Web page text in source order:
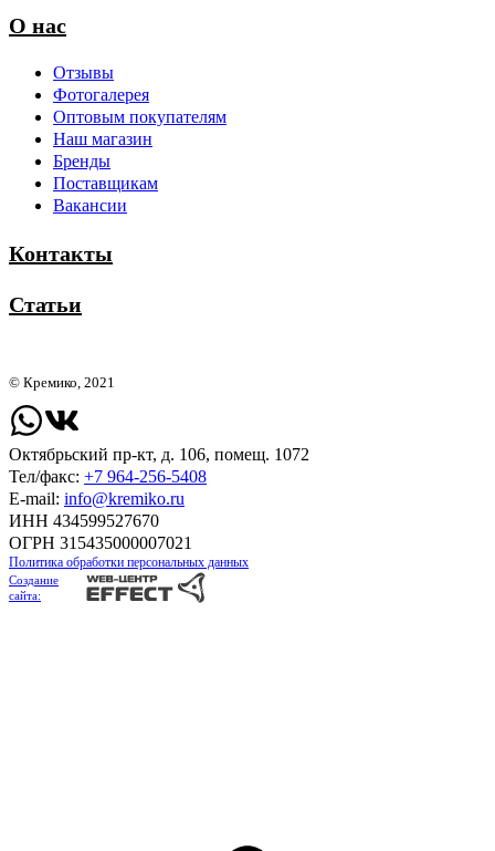
О нас
Отзывы
Фотогалерея
Оптовым покупателям
Наш магазин
Бренды
Поставщикам
Вакансии
Контакты
Статьи
© Кремико, 2021
Октябрьский пр-кт, д. 106, помещ. 1072
Тел/факс: +7 964-256-5408
Е-mail: info@kremiko.ru
ИНН 434599527670
ОГРН 315435000007021
Политика обработки персональных данных
Создание
сайта: